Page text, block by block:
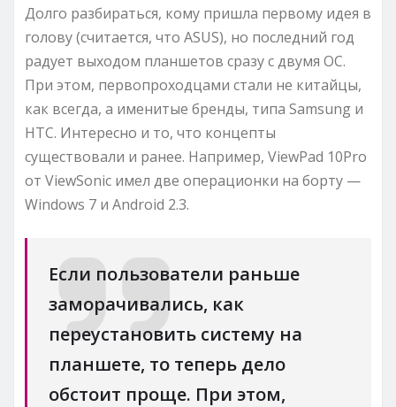
Долго разбираться, кому пришла первому идея в
голову (считается, что ASUS), но последний год
радует выходом планшетов сразу с двумя ОС.
При этом, первопроходцами стали не китайцы,
как всегда, а именитые бренды, типа Samsung и
HTC. Интересно и то, что концепты
существовали и ранее. Например, ViewPad 10Pro
от ViewSonic имел две операционки на борту —
Windows 7 и Android 2.3.
Если пользователи раньше
заморачивались, как
переустановить систему на
планшете, то теперь дело
обстоит проще. При этом,